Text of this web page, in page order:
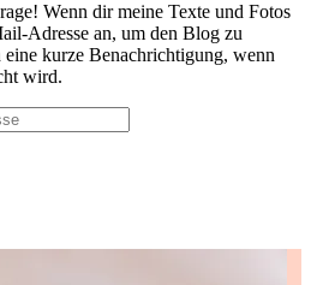
Wenn dir meine Texte und Fotos
Adresse an, um den Blog zu
kurze Benachrichtigung, wenn
wird.